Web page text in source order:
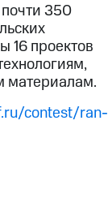
350
16 проектов
материалам.
contest/ran-